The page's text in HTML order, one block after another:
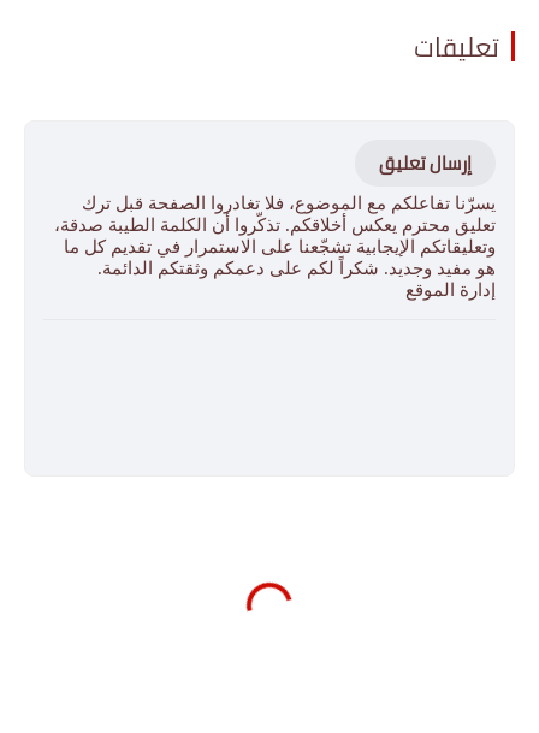
تعليقات
إرسال تعليق
يسرّنا تفاعلكم مع الموضوع، فلا تغادروا الصفحة قبل ترك
تعليق محترم يعكس أخلاقكم. تذكّروا أن الكلمة الطيبة صدقة،
وتعليقاتكم الإيجابية تشجّعنا على الاستمرار في تقديم كل ما
هو مفيد وجديد. شكراً لكم على دعمكم وثقتكم الدائمة.
إدارة الموقع